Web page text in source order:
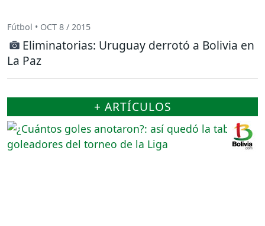
Fútbol • OCT 8 / 2015
Eliminatorias: Uruguay derrotó a Bolivia en
La Paz
+ ARTÍCULOS